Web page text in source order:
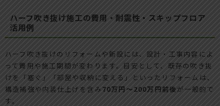
ハーフ吹き抜け施工の費用・耐震性・スキップフロア
活用例
ハーフ吹き抜けのリフォームや新設には、設計・工事内容によ
って費用や施工期間が変わります。目安として、既存の吹き抜
けを「塞ぐ」「部屋や収納に変える」といったリフォームは、
構造補強や内装仕上げを含み 70万円～200万円前後が一般的で
す。